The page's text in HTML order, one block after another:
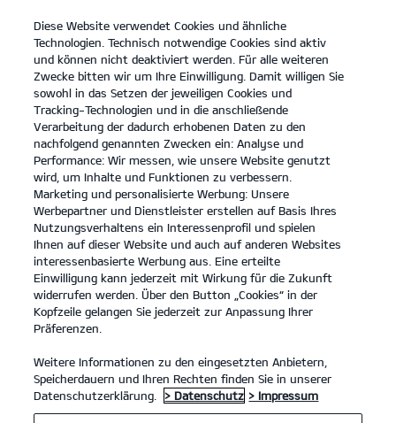
open
menu
KONTAKT
KIA APP
Diese Website verwendet Cookies und ähnliche
Technologien. Technisch notwendige Cookies sind aktiv
und können nicht deaktiviert werden. Für alle weiteren
Zwecke bitten wir um Ihre Einwilligung. Damit willigen Sie
sowohl in das Setzen der jeweiligen Cookies und
Tracking-Technologien und in die anschließende
Verarbeitung der dadurch erhobenen Daten zu den
nachfolgend genannten Zwecken ein: Analyse und
Performance: Wir messen, wie unsere Website genutzt
wird, um Inhalte und Funktionen zu verbessern.
Marketing und personalisierte Werbung: Unsere
Werbepartner und Dienstleister erstellen auf Basis Ihres
Nutzungsverhaltens ein Interessenprofil und spielen
Ihnen auf dieser Website und auch auf anderen Websites
interessenbasierte Werbung aus. Eine erteilte
Einwilligung kann jederzeit mit Wirkung für die Zukunft
widerrufen werden. Über den Button „Cookies“ in der
Kopfzeile gelangen Sie jederzeit zur Anpassung Ihrer
Präferenzen.
Weitere Informationen zu den eingesetzten Anbietern,
Speicherdauern und Ihren Rechten finden Sie in unserer
Datenschutzerklärung.
> Datenschutz > Impressum